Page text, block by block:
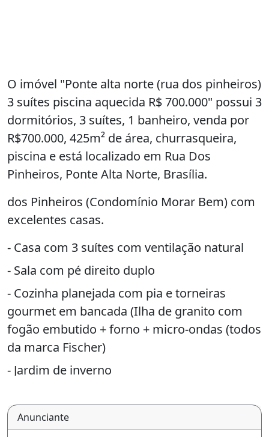
O imóvel "Ponte alta norte (rua dos pinheiros)
3 suítes piscina aquecida R$ 700.000" possui 3
dormitórios, 3 suítes, 1 banheiro, venda por
R$700.000, 425m² de área, churrasqueira,
piscina e está localizado em Rua Dos
Pinheiros, Ponte Alta Norte, Brasília.
dos Pinheiros (Condomínio Morar Bem) com
excelentes casas.
- Casa com 3 suítes com ventilação natural
- Sala com pé direito duplo
- Cozinha planejada com pia e torneiras
gourmet em bancada (Ilha de granito com
fogão embutido + forno + micro-ondas (todos
da marca Fischer)
- Jardim de inverno
- Projeto de iluminação em led
Anunciante